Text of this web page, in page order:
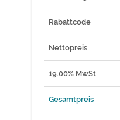
Rabattcode
Nettopreis
19.00% MwSt
Gesamtpreis